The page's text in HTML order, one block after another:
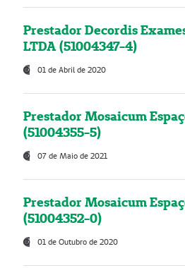
Prestador Decordis
LTDA (51004347-4)
01 de Abril de 2020
Prestador Mosaicum
(51004355-5)
07 de Maio de 2021
Prestador Mosaicum
(51004352-0)
01 de Outubro de 2020